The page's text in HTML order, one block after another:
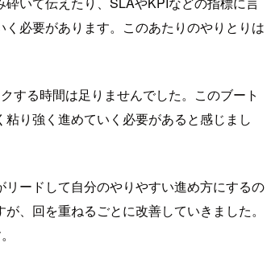
必要があります。このあたりのやりとりは
する時間は足りませんでした。このブート
り強く進めていく必要があると感じまし
ードして自分のやりやすい進め方にするの
、回を重ねるごとに改善していきました。